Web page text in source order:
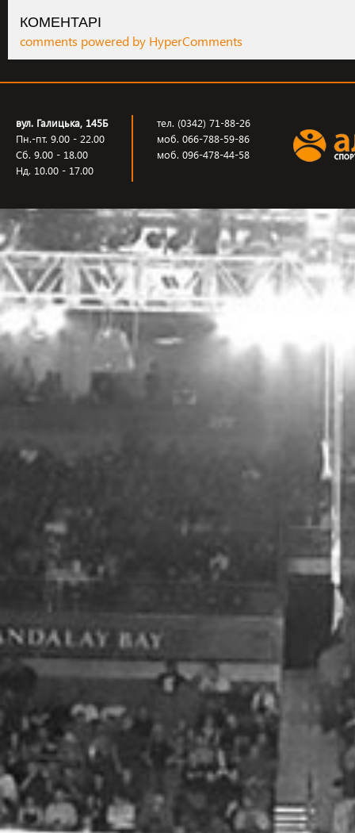
КОМЕНТАРІ
comments powered by HyperComments
вул. Галицька, 145Б
Пн.-пт. 9.00 - 22.00
Сб. 9.00 - 18.00
Нд. 10.00 - 17.00
тел. (0342) 71-88-26
моб. 066-788-59-86
моб. 096-478-44-58